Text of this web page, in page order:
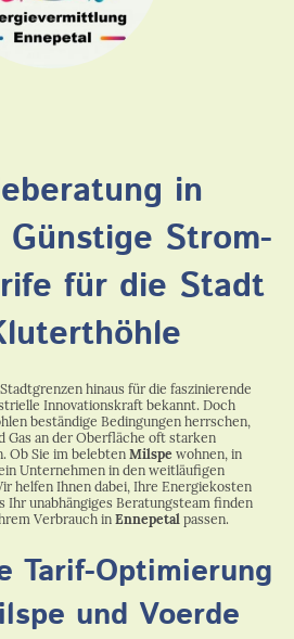
in
Strom-
für die Stadt
hinaus für die faszinierende
Innovationskraft bekannt. Doch
beständige Bedingungen herrschen,
Gas an der Oberfläche oft starken
Ob Sie im belebten Milspe wohnen, in
Unternehmen in den weitläufigen
helfen Ihnen dabei, Ihre Energiekosten
Ihr unabhängiges Beratungsteam finden
Verbrauch in Ennepetal passen.
Tarif-Optimierung
und Voerde